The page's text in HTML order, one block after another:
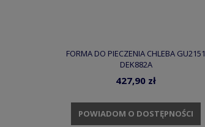
FORMA DO PIECZENIA CHLEBA GU2151
DEK882A
427,90 zł
POWIADOM O DOSTĘPNOŚCI